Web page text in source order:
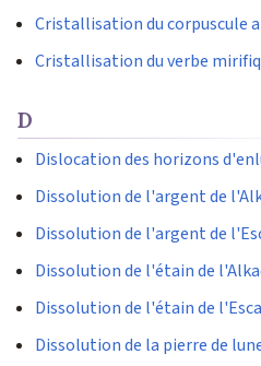
Cristallisation du corpuscule
Cristallisation du verbe
D
Dislocation des horizons
Dissolution de l'argent de
Dissolution de l'argent de
Dissolution de l'étain de
Dissolution de l'étain de
Dissolution de la pierre de